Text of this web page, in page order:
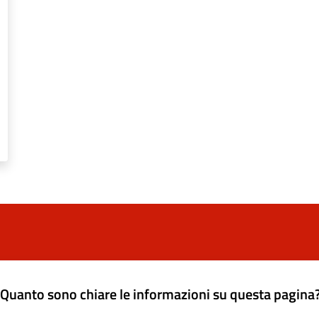
Quanto sono chiare le informazioni su questa